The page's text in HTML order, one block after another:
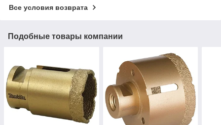
Все условия возврата
Подобные товары компании